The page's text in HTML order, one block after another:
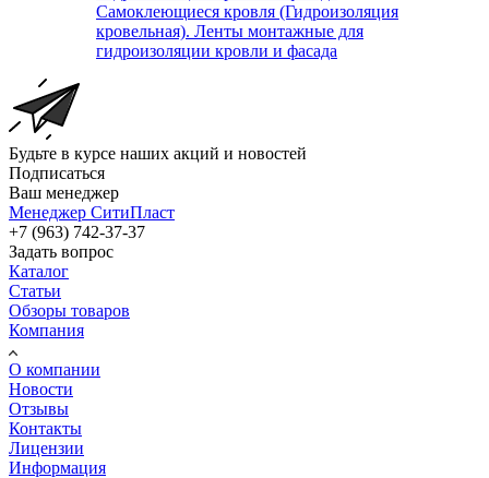
Самоклеющиеся кровля (Гидроизоляция
кровельная). Ленты монтажные для
гидроизоляции кровли и фасада
Будьте в курсе наших акций и новостей
Подписаться
Ваш менеджер
Менеджер СитиПласт
+7 (963) 742-37-37
Задать вопрос
Каталог
Статьи
Обзоры товаров
Компания
О компании
Новости
Отзывы
Контакты
Лицензии
Информация